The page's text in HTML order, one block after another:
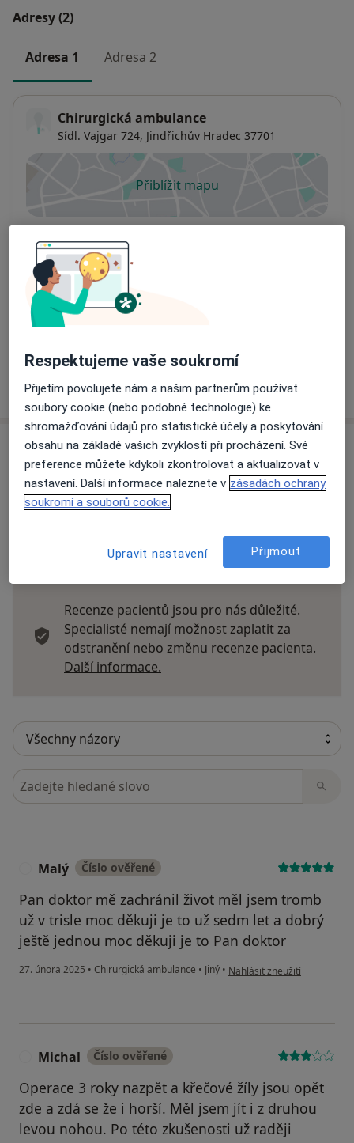
Adresy (2)
Adresa 1 Adresa 2
Chirurgická ambulance
Sídl. Vajgar 724, Jindřichův Hradec 37701
Přiblížit mapuse otevře v nové záložce
Dostupnost
Co mám v takové situaci udělat?
Způsoby platby (soukromé návštěvy)
Na teto adrese lékař přijímá pacienty na pojišťovnu
Víceo adrese
Názory
Přidejte svůj názor
Recenze pacientů jsou pro nás důležité.
Specialisté nemají možnost zaplatit za
odstranění nebo změnu recenze pacienta.
Další informace.
Hledejte v názorech
Malý Číslo ověřené
Pan doktor mě zachránil život měl jsem tromb
už v trisle moc děkuji je to už sedm let a dobrý
ještě jednou moc děkuji je to Pan doktor
27. února 2025 • Chirurgická ambulance • Jiný • podle názoru uživatele Malý
Nahlásit zneužití
Michal Číslo ověřené
Operace 3 roky nazpět a křečové žíly jsou opět
zde a zdá se že i horší. Měl jsem jít i z druhou
levou nohou. Po této zkušenosti už raději
Respektujeme vaše soukromí
Přijetím povolujete nám a našim partnerům používat
soubory cookie (nebo podobné technologie) ke
shromažďování údajů pro statistické účely a poskytování
obsahu na základě vašich zvyklostí při procházení. Své
preference můžete kdykoli zkontrolovat a aktualizovat v
nastavení. Další informace naleznete v zásadách ochrany
soukromí a souborů cookie.
Upravit nastavení Přijmout